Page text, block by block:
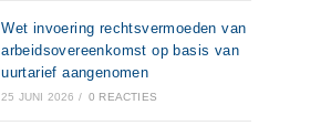
Wet invoering rechtsvermoeden van
arbeidsovereenkomst op basis van
uurtarief aangenomen
25 JUNI 2026 / 0 REACTIES